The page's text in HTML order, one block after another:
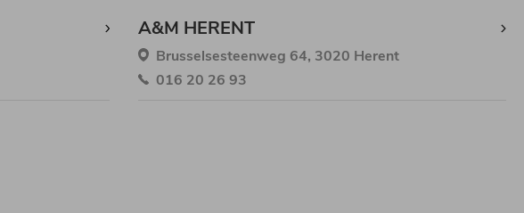
A&M HERENT
Brusselsesteenweg 64, 3020 Herent
016 20 26 93